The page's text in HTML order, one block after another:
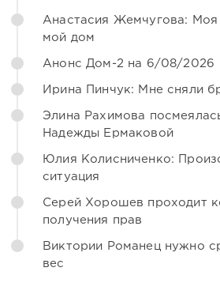
Анастасия Жемчугова:
мой дом
Анонс Дом-2 на 6/08/2026
Ирина Пинчук: Мне сняли
Элина Рахимова
Надежды Ермаковой
Юлия Колисниченко:
ситуация
Серей Хорошев проходит
получения прав
Виктории Романец нужно
вес